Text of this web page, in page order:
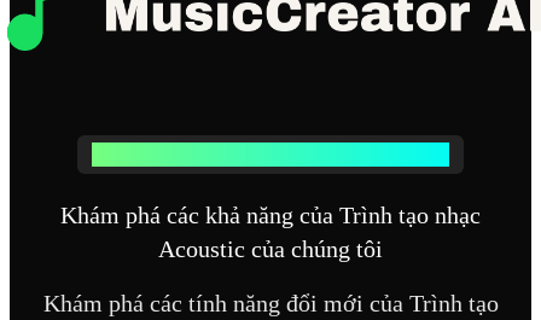
Khám phá các khả năng của Trình tạo nhạc
Acoustic của chúng tôi
Khám phá các tính năng đổi mới của Trình tạo